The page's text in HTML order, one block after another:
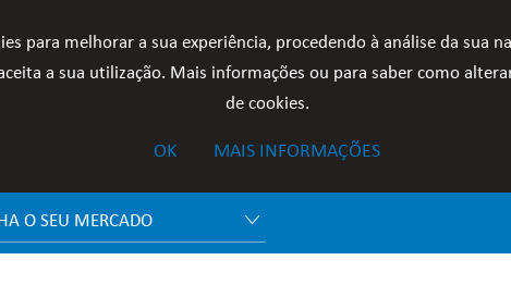
para melhorar a sua experiência, procedendo à análise da sua
a sua utilização. Mais informações ou para saber como
de cookies.
OK MAIS INFORMAÇÕES
O SEU MERCADO